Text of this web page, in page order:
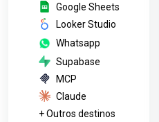
Google Sheets
Looker Studio
Whatsapp
Supabase
MCP
Claude
+ Outros destinos